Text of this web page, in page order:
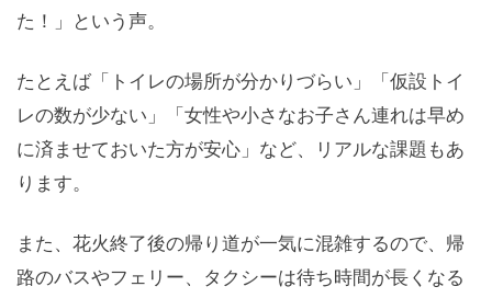
た！」という声。
たとえば「トイレの場所が分かりづらい」「仮設トイ
レの数が少ない」「女性や小さなお子さん連れは早め
に済ませておいた方が安心」など、リアルな課題もあ
ります。
また、花火終了後の帰り道が一気に混雑するので、帰
路のバスやフェリー、タクシーは待ち時間が長くなる